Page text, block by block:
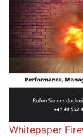
Whitepaper